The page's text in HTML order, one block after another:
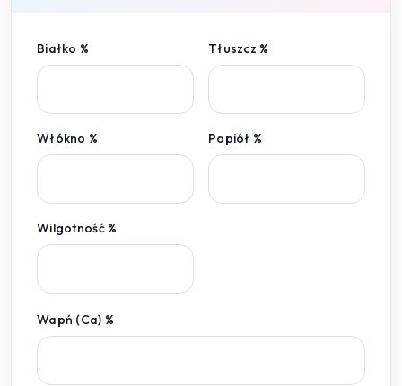
Białko % Tłuszcz %
Włókno % Popiół %
Wilgotność %
Wapń (Ca) %